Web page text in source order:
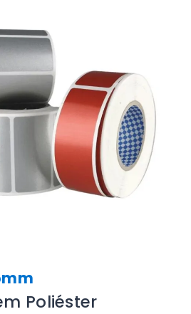
Poliéster